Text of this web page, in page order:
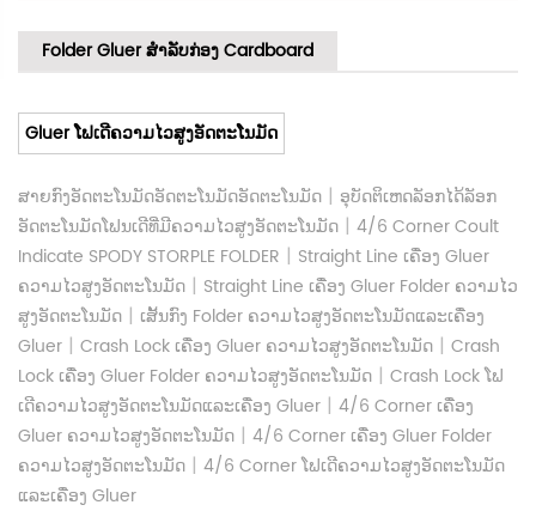
Folder Gluer ສໍາລັບກ່ອງ Cardboard
Gluer ໂຟເດີຄວາມໄວສູງອັດຕະໂນມັດ
ສາຍກົງອັດຕະໂນມັດອັດຕະໂນມັດອັດຕະໂນມັດ | ອຸບັດຕິເຫດລັອກໄດ້ລັອກ
ອັດຕະໂນມັດໂຟນເດີທີ່ມີຄວາມໄວສູງອັດຕະໂນມັດ | 4/6 Corner Coult
Indicate SPODY STORPLE FOLDER | Straight Line ເຄື່ອງ Gluer
ຄວາມໄວສູງອັດຕະໂນມັດ | Straight Line ເຄື່ອງ Gluer Folder ຄວາມໄວ
ສູງອັດຕະໂນມັດ | ເສັ້ນກົງ Folder ຄວາມໄວສູງອັດຕະໂນມັດແລະເຄື່ອງ
Gluer | Crash Lock ເຄື່ອງ Gluer ຄວາມໄວສູງອັດຕະໂນມັດ | Crash
Lock ເຄື່ອງ Gluer Folder ຄວາມໄວສູງອັດຕະໂນມັດ | Crash Lock ໂຟ
ເດີຄວາມໄວສູງອັດຕະໂນມັດແລະເຄື່ອງ Gluer | 4/6 Corner ເຄື່ອງ
Gluer ຄວາມໄວສູງອັດຕະໂນມັດ | 4/6 Corner ເຄື່ອງ Gluer Folder
ຄວາມໄວສູງອັດຕະໂນມັດ | 4/6 Corner ໂຟເດີຄວາມໄວສູງອັດຕະໂນມັດ
ແລະເຄື່ອງ Gluer